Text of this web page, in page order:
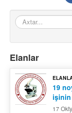
Axtar...
Elanlar
19
17